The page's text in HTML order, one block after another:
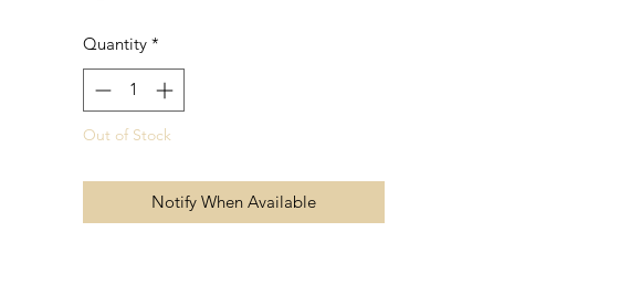
Quantity *
Out of Stock
Notify When Available